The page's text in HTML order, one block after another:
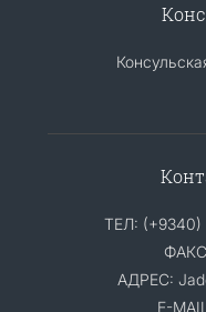
ТЕЛ: (+9340)
АДРЕС:
E-